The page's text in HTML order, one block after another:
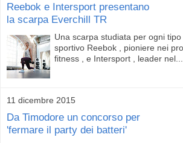
Reebok e Intersport presentano
la scarpa Everchill TR
Una scarpa studiata per ogni
sportivo Reebok , pioniere nei
fitness , e Intersport , leader nel...
11 dicembre 2015
Da Timodore un concorso per
'fermare il party dei batteri'